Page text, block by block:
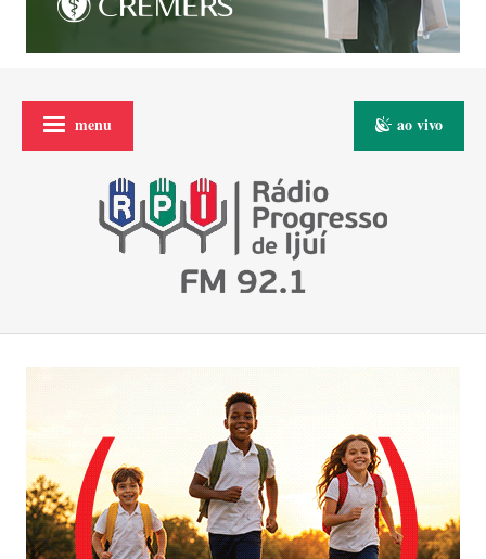
menu ao vivo